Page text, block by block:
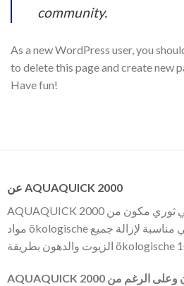
community.
As a new WordPress user, you
to delete this page and create new
Have fun!
عن AQUAQUICK 2000
AQUAQUICK 2000 هي منتج تنظيف حيوي مائي ثوري مكون من
مواد ökologische ومستخلصات نباتية وهي مناسبة لإزالة جميع
AQUAQUICK 2000 لا يحتوي على رائحة أو لون وعلى الرغم من